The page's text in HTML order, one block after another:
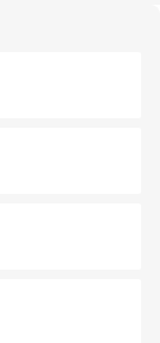
せないスポット